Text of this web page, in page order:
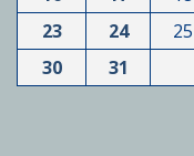
23
24 25
30
31